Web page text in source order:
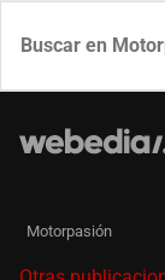
Motorpasión